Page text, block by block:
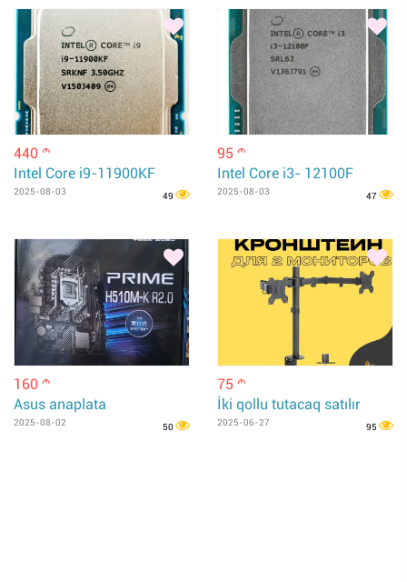
440 m
Intel Core i9-11900KF
2025-08-03 49
95 m
Intel Core i3- 12100F
2025-08-03 47
160 m
Asus anaplata
2025-08-02 50
75 m
İki qollu tutacaq satılır
2025-06-27 95